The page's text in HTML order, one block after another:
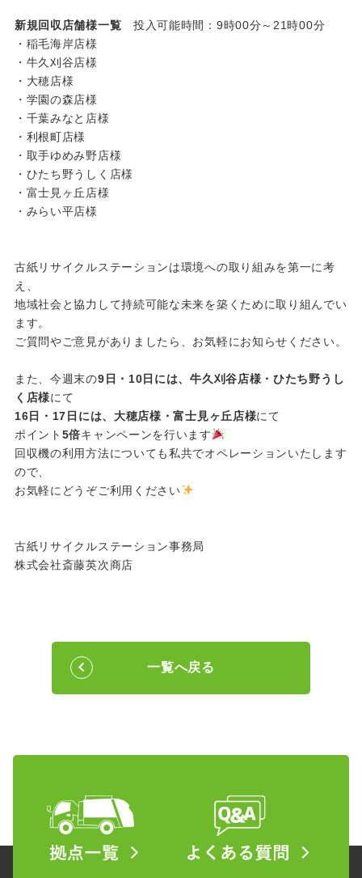
新規回収店舗様一覧 投入可能時間：9時00分～21時00分
・稲毛海岸店様
・牛久刈谷店様
・大穂店様
・学園の森店様
・千葉みなと店様
・利根町店様
・取手ゆめみ野店様
・ひたち野うしく店様
・富士見ヶ丘店様
・みらい平店様
古紙リサイクルステーションは環境への取り組みを第一に考
え、
地域社会と協力して持続可能な未来を築くために取り組んでい
ます。
ご質問やご意見がありましたら、お気軽にお知らせください。
また、今週末の9日・10日には、牛久刈谷店様・ひたち野うし
く店様にて
16日・17日には、大穂店様・富士見ヶ丘店様にて
ポイント 5倍キャンペーンを行います
回収機の利用方法についても私共でオペレーションいたします
ので、
お気軽にどうぞご利用ください
古紙リサイクルステーション事務局
株式会社斎藤英次商店
一覧へ戻る